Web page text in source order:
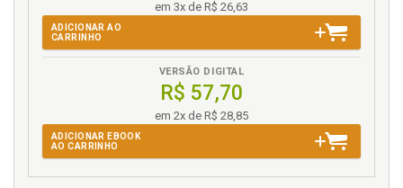
definição de prioridades, p. 21
Tempo. Desperdiçador de tempo 10. Procrastinação
(adiamentos), p. 73
Tempo. Desperdiçador de tempo 11. Abandonar um
trabalho sem termi-nar para iniciar outro, p. 77
Tempo. Desperdiçador de tempo 12.
Perfeccionismo, p. 81
Tempo. Desperdiçador de tempo 13. Desrespeito aos
horários, p. 85
em 3x de R$ 26,63
ADICIONAR AO
CARRINHO
VERSÃO DIGITAL
R$ 57,70
em 2x de R$ 28,85
ADICIONAR EBOOK
AO CARRINHO